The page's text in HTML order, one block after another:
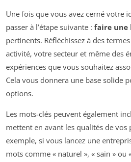
Une fois que vous avez cerné votre
passer à l’étape suivante : faire une
pertinents. Réfléchissez à des
activité, votre secteur et même des
expériences que vous souhaitez
Cela vous donnera une base solide
options.
Les mots-clés peuvent également
mettent en avant les qualités de vos
exemple, si vous lancez une
mots comme « naturel », « sain » ou